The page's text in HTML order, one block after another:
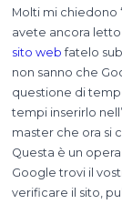
Molti mi chiedono
avete ancora letto
sito web fatelo
non sanno che
questione di
tempi inserirlo
master che ora si
Questa è un
Google trovi il
verificare il sito,